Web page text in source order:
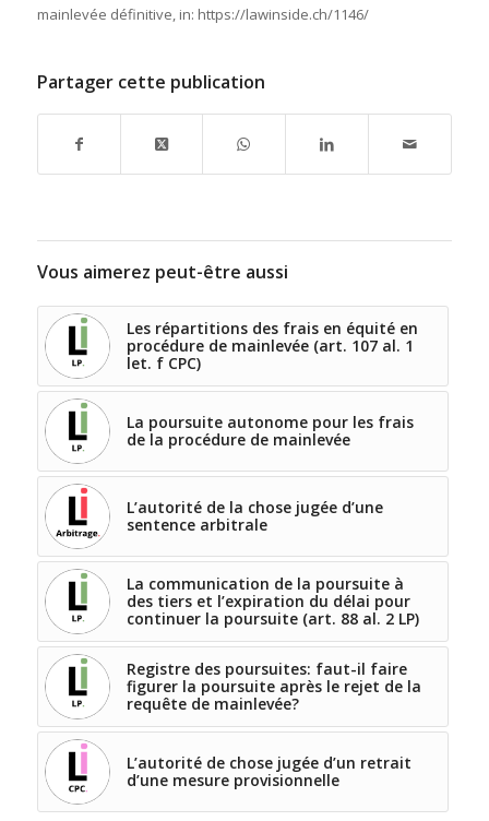
mainlevée définitive, in: https://lawinside.ch/1146/
Partager cette publication
Vous aimerez peut-être aussi
Les répartitions des frais en équité en
procédure de mainlevée (art. 107 al. 1
let. f CPC)
La poursuite autonome pour les frais
de la procédure de mainlevée
L’autorité de la chose jugée d’une
sentence arbitrale
La communication de la poursuite à
des tiers et l’expiration du délai pour
continuer la poursuite (art. 88 al. 2 LP)
Registre des poursuites: faut-il faire
figurer la poursuite après le rejet de la
requête de mainlevée?
L’autorité de chose jugée d’un retrait
d’une mesure provisionnelle